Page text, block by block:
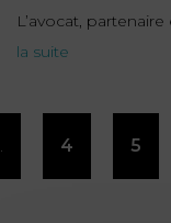
L’avocat,
la suite
des
4 5